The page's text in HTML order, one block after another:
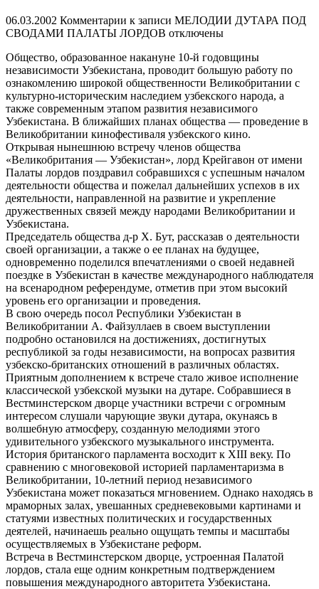
06.03.2002 Комментарии к записи МЕЛОДИИ ДУТАРА ПОД
СВОДАМИ ПАЛАТЫ ЛОРДОВ отключены
Общество, образованное накануне 10-й годовщины
независимости Узбекистана, проводит большую работу по
ознакомлению широкой общественности Великобритании с
культурно-историческим наследием узбекского народа, а
также современным этапом развития независимого
Узбекистана. В ближайших планах общества — проведение в
Великобритании кинофестиваля узбекского кино.
Открывая нынешнюю встречу членов общества
«Великобритания — Узбекистан», лорд Крейгавон от имени
Палаты лордов поздравил собравшихся с успешным началом
деятельности общества и пожелал дальнейших успехов в их
деятельности, направленной на развитие и укрепление
дружественных связей между народами Великобритании и
Узбекистана.
Председатель общества д-р Х. Бут, рассказав о деятельности
своей организации, а также о ее планах на будущее,
одновременно поделился впечатлениями о своей недавней
поездке в Узбекистан в качестве международного наблюдателя
на всенародном референдуме, отметив при этом высокий
уровень его организации и проведения.
В свою очередь посол Республики Узбекистан в
Великобритании А. Файзуллаев в своем выступлении
подробно остановился на достижениях, достигнутых
республикой за годы независимости, на вопросах развития
узбекско-британских отношений в различных областях.
Приятным дополнением к встрече стало живое исполнение
классической узбекской музыки на дутаре. Собравшиеся в
Вестминстерском дворце участники встречи с огромным
интересом слушали чарующие звуки дутара, окунаясь в
волшебную атмосферу, созданную мелодиями этого
удивительного узбекского музыкального инструмента.
История британского парламента восходит к XIII веку. По
сравнению с многовековой историей парламентаризма в
Великобритании, 10-летний период независимого
Узбекистана может показаться мгновением. Однако находясь в
мраморных залах, увешанных средневековыми картинами и
статуями известных политических и государственных
деятелей, начинаешь реально ощущать темпы и масштабы
осуществляемых в Узбекистане реформ.
Встреча в Вестминстерском дворце, устроенная Палатой
лордов, стала еще одним конкретным подтверждением
повышения международного авторитета Узбекистана.